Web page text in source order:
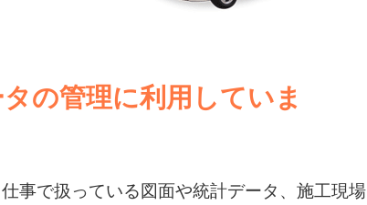
タの管理に利用していま
仕事で扱っている図面や統計データ、施工現場